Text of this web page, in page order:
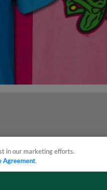
in our marketing efforts.
Agreement.